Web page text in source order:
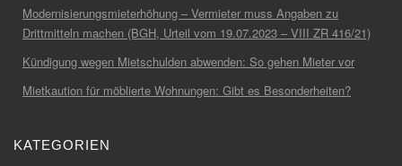
Modernisierungsmieterhöhung – Vermieter muss Angaben zu
Drittmitteln machen (BGH, Urteil vom 19.07.2023 – VIII ZR 416/21)
Kündigung wegen Mietschulden abwenden: So gehen Mieter vor
Mietkaution für möblierte Wohnungen: Gibt es Besonderheiten?
KATEGORIEN